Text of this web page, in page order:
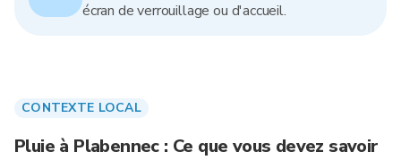
écran de verrouillage ou d'accueil.
CONTEXTE LOCAL
Pluie à Plabennec : Ce que vous devez savoir